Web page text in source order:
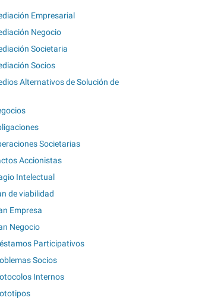
Empresarial
Negocio
Societaria
Socios
Alternativos de Solución de
Societarias
Accionistas
Intelectual
de viabilidad
Empresa
Negocio
Participativos
Socios
Internos